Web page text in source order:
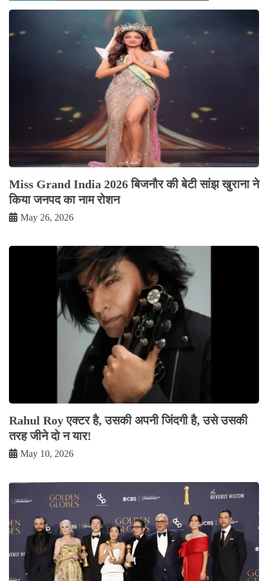
Miss Grand India 2026 बिजनौर की बेटी सांझ खुराना ने
किया जनपद का नाम रोशन
May 26, 2026
Rahul Roy एक्टर है, उसकी अपनी जिंदगी है, उसे उसकी
तरह जीने दो न यार!
May 10, 2026